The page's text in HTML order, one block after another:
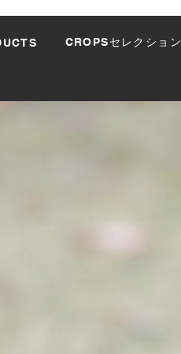
CROPSセレクション